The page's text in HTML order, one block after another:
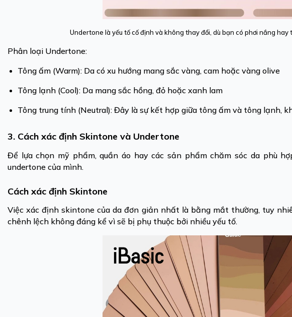
Undertone là yếu tố cố định và không thay đổi, dù bạn có phơi nắng
Phân loại Undertone:
Tông ấm (Warm): Da có xu hướng mang sắc vàng, cam hoặc vàng olive
Tông lạnh (Cool): Da mang sắc hồng, đỏ hoặc xanh lam
Tông trung tính (Neutral): Đây là sự kết hợp giữa tông ấm và tông lạnh,
3. Cách xác định Skintone và Undertone
Để lựa chọn mỹ phẩm, quần áo hay các sản phẩm chăm sóc da phù
undertone của mình.
Cách xác định Skintone
Việc xác định skintone của da đơn giản nhất là bằng mắt thường, tuy
chênh lệch không đáng kể vì sẽ bị phụ thuộc bởi nhiều yếu tố.